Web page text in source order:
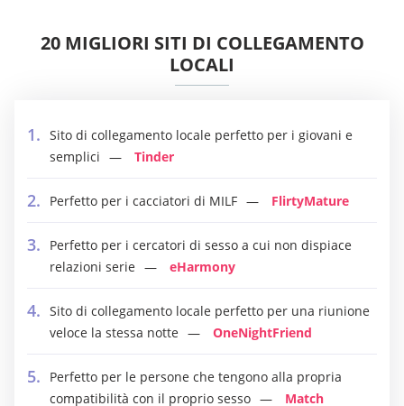
20 MIGLIORI SITI DI COLLEGAMENTO
LOCALI
Sito di collegamento locale perfetto per i giovani e
semplici
Tinder
Perfetto per i cacciatori di MILF FlirtyMature
Perfetto per i cercatori di sesso a cui non dispiace
relazioni serie
eHarmony
Sito di collegamento locale perfetto per una riunione
veloce la stessa notte
OneNightFriend
Perfetto per le persone che tengono alla propria
compatibilità con il proprio sesso
Match